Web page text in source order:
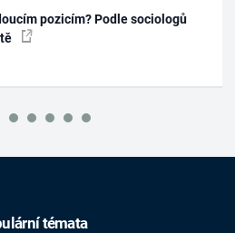
pozicím? Podle sociologů
témata